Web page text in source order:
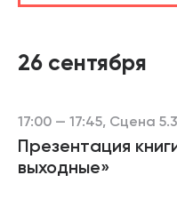
26 сентября
17:00 — 17:45, Сцена
Презентация
выходные»